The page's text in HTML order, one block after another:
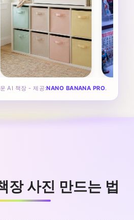
AI 책장 - 제공:NANO BANANA PRO.
장 사진 만드는 법